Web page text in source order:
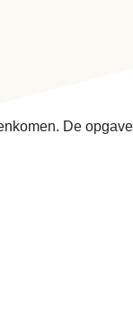
De opgave